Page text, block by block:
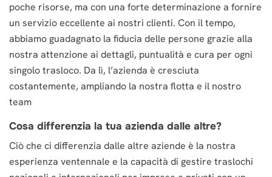
poche risorse, ma con una forte determinazione a fornire
un servizio eccellente ai nostri clienti. Con il tempo,
abbiamo guadagnato la fiducia delle persone grazie alla
nostra attenzione ai dettagli, puntualità e cura per ogni
singolo trasloco. Da lì, l’azienda è cresciuta
costantemente, ampliando la nostra flotta e il nostro
team
Cosa differenzia la tua azienda dalle altre?
Ciò che ci differenzia dalle altre aziende è la nostra
esperienza ventennale e la capacità di gestire traslochi